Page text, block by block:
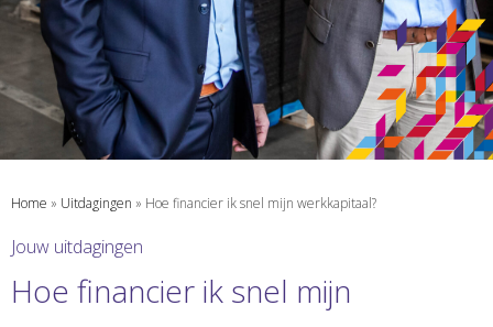
Home » Uitdagingen » Hoe financier ik snel mijn werkkapitaal?
Jouw uitdagingen
Hoe financier ik snel mijn